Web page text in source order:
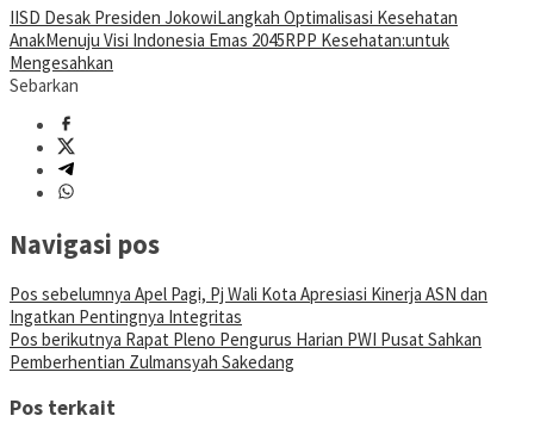
IISD Desak Presiden JokowiLangkah Optimalisasi Kesehatan
AnakMenuju Visi Indonesia Emas 2045RPP Kesehatan:untuk
Mengesahkan
Sebarkan
Navigasi pos
Pos sebelumnya Apel Pagi, Pj Wali Kota Apresiasi Kinerja ASN dan
Ingatkan Pentingnya Integritas
Pos berikutnya Rapat Pleno Pengurus Harian PWI Pusat Sahkan
Pemberhentian Zulmansyah Sakedang
Pos terkait